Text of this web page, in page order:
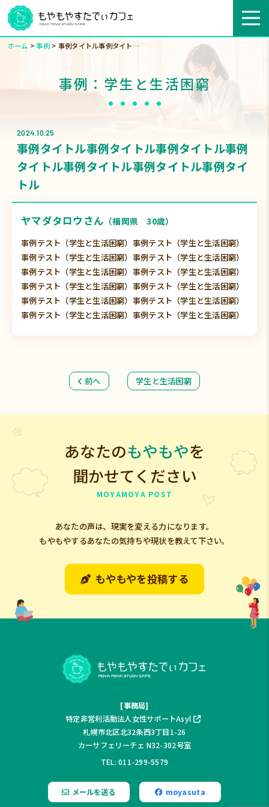
ホーム >事例> 事例タイトル事例タイトル事例タイトル事例タイトル事例タイトル事例タイトル事例タイトル
事例：学生と生活困窮
2024.10.25
事例タイトル事例タイトル事例タイトル事例
タイトル事例タイトル事例タイトル事例タイ
トル
ヤマダタロウさん （福岡県 30歳）
事例テスト（学生と生活困窮）事例テスト（学生と生活困窮）
事例テスト（学生と生活困窮）事例テスト（学生と生活困窮）
事例テスト（学生と生活困窮）事例テスト（学生と生活困窮）
事例テスト（学生と生活困窮）事例テスト（学生と生活困窮）
事例テスト（学生と生活困窮）事例テスト（学生と生活困窮）
事例テスト（学生と生活困窮）事例テスト（学生と生活困窮）
前へ 学生と生活困窮
あなたのもやもやを
聞かせてください
MOYAMOYA POST
あなたの声は、現実を変える力になります。
もやもやするあなたの気持ちや現状を教えて下さい。
もやもやを投稿する
[事務局]
特定非営利活動法人女性サポートAsyl
札幌市北区北32条西3丁目1-26
カーサフェリーチェ N32-302号室
TEL: 011-299-5579
メールを送る moyasuta